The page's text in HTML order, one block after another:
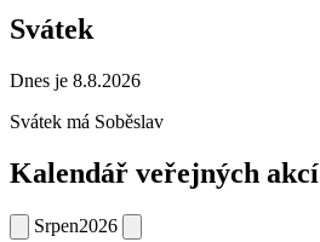
Svátek
Dnes je 8.8.2026
Svátek má Soběslav
Kalendář veřejných akcí
Srpen2026